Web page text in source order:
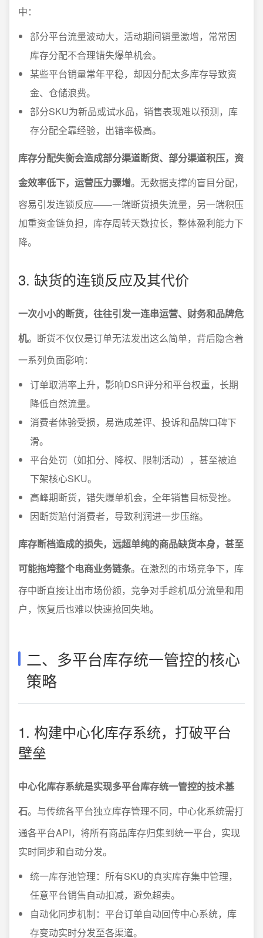
中：
部分平台流量波动大，活动期间销量激增，常常因
库存分配不合理错失爆单机会。
某些平台销量常年平稳，却因分配太多库存导致资
金、仓储浪费。
部分SKU为新品或试水品，销售表现难以预测，库
存分配全靠经验，出错率极高。
库存分配失衡会造成部分渠道断货、部分渠道积压，资
金效率低下，运营压力骤增。无数据支撑的盲目分配，
容易引发连锁反应——一端断货损失流量，另一端积压
加重资金链负担，库存周转天数拉长，整体盈利能力下
降。
3. 缺货的连锁反应及其代价
一次小小的断货，往往引发一连串运营、财务和品牌危
机。断货不仅仅是订单无法发出这么简单，背后隐含着
一系列负面影响：
订单取消率上升，影响DSR评分和平台权重，长期
降低自然流量。
消费者体验受损，易造成差评、投诉和品牌口碑下
滑。
平台处罚（如扣分、降权、限制活动），甚至被迫
下架核心SKU。
高峰期断货，错失爆单机会，全年销售目标受挫。
因断货赔付消费者，导致利润进一步压缩。
库存断档造成的损失，远超单纯的商品缺货本身，甚至
可能拖垮整个电商业务链条。在激烈的市场竞争下，库
存中断直接让出市场份额，竞争对手趁机瓜分流量和用
户，恢复后也难以快速抢回失地。
二、多平台库存统一管控的核心
策略
1. 构建中心化库存系统，打破平台
壁垒
中心化库存系统是实现多平台库存统一管控的技术基
石。与传统各平台独立库存管理不同，中心化系统需打
通各平台API，将所有商品库存归集到统一平台，实现
实时同步和自动分发。
统一库存池管理：所有SKU的真实库存集中管理，
任意平台销售自动扣减，避免超卖。
自动化同步机制：平台订单自动回传中心系统，库
存变动实时分发至各渠道。